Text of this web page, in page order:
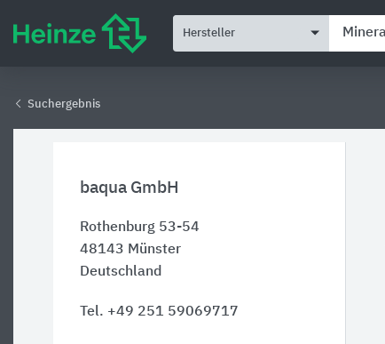
Hersteller
Suchergebnis
baqua GmbH
Rothenburg 53-54
48143 Münster
Deutschland
Tel. +49 251 59069717